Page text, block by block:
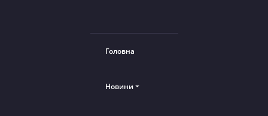
Головна
Новини